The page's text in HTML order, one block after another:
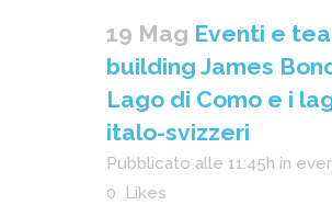
19 Mag Eventi e
building James
Lago di Como e i
italo-svizzeri
Pubblicato alle 11:45h in
0
Likes